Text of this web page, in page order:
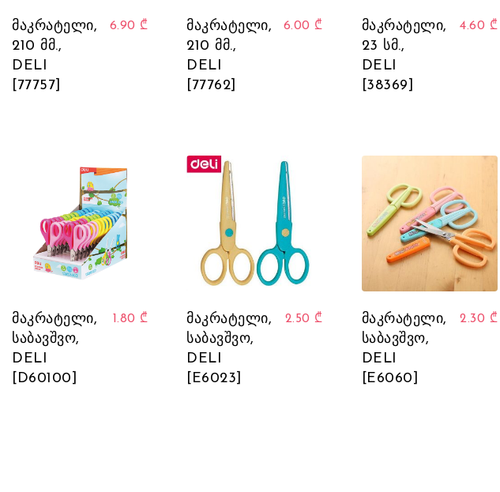
მაკრატელი,
210 მმ.,
DELI
[77757]
6.90 ₾
მაკრატელი,
210 მმ.,
DELI
[77762]
6.00 ₾
მაკრატელი,
23 სმ.,
DELI
[38369]
4.60 ₾
მაკრატელი,
საბავშვო,
DELI
[D60100]
1.80 ₾
მაკრატელი,
საბავშვო,
DELI
[E6023]
2.50 ₾
მაკრატელი,
საბავშვო,
DELI
[E6060]
2.30 ₾